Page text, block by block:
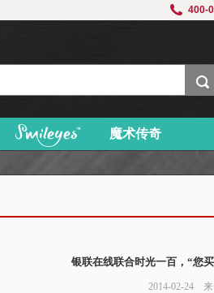
400-
新三板证券代码836142
魔术传奇
银联在线联合时光一百，“您
2014-02-24